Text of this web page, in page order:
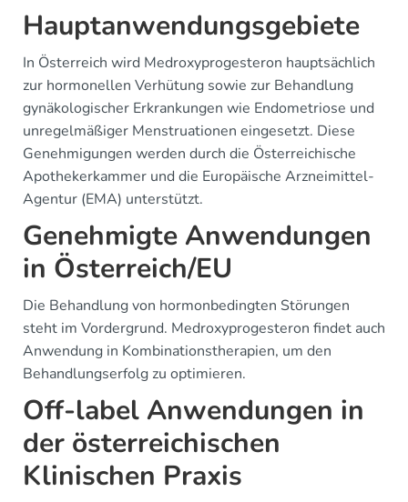
Hauptanwendungsgebiete
In Österreich wird Medroxyprogesteron hauptsächlich
zur hormonellen Verhütung sowie zur Behandlung
gynäkologischer Erkrankungen wie Endometriose und
unregelmäßiger Menstruationen eingesetzt. Diese
Genehmigungen werden durch die Österreichische
Apothekerkammer und die Europäische Arzneimittel-
Agentur (EMA) unterstützt.
Genehmigte Anwendungen
in Österreich/EU
Die Behandlung von hormonbedingten Störungen
steht im Vordergrund. Medroxyprogesteron findet auch
Anwendung in Kombinationstherapien, um den
Behandlungserfolg zu optimieren.
Off-label Anwendungen in
der österreichischen
Klinischen Praxis